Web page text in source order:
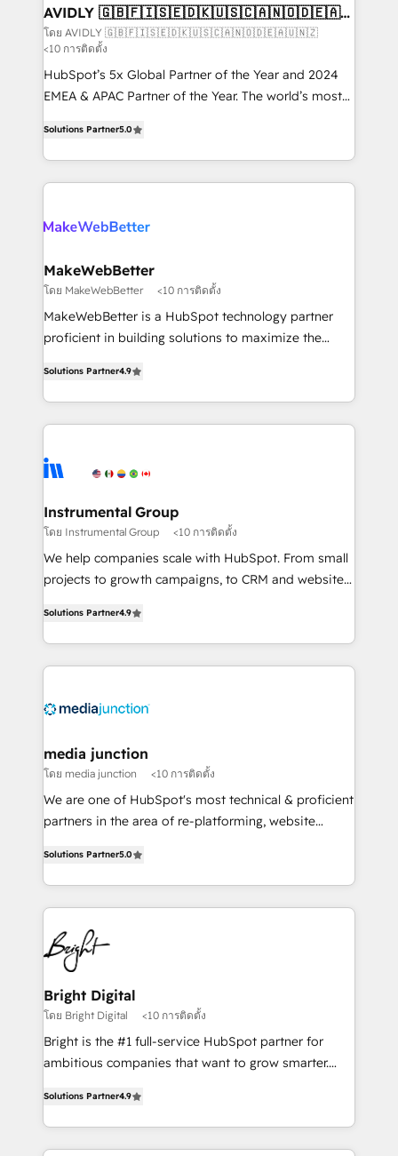
we help: ✔️ Full HubSpot implementations and portal
optimization ✔️ Data migrations, CRM architecture,
and reporting foundations ✔️ Custom integrations
and workflow automation ✔️ User adoption
programs, training, and enablement Through project-
partnerships, we guide organizations through the
revenue maturity model - delivering the right
improvements at the right time so operations
grows.
AVIDLY 🇬🇧🇫🇮🇸🇪🇩🇰🇺🇸🇨🇦🇳🇴🇩🇪🇦🇺
🇳🇿
โดย AVIDLY 🇬🇧🇫🇮🇸🇪🇩🇰🇺🇸🇨🇦🇳🇴🇩🇪🇦🇺🇳🇿
<10 การติดตั้ง
HubSpot’s 5x Global Partner of the Year and 2024
EMEA & APAC Partner of the Year. The world’s most
and 370+ specialists across EMEA, APAC and NAM,
we de-risk complex CRM programmes and
multi-region migrations to AI-powered automation,
scale. 🏆 HubSpot’s CEO called us “the partner of the
future.” Others agree it is proof of trust built through
measurable impact.
Solutions Partner5.0
MakeWebBetter
โดย MakeWebBetter <10 การติดตั้ง
MakeWebBetter is a HubSpot technology partner
proficient in building solutions to maximize the
growing tech-enabler & facilitator, MakeWebBetter,
hands you the blend of HubSpot expertise &
eminent solutions & integrations. Trust us to
Elite Partners with 10+ years of HubSpot experience
Premier Partner 2023 🌟5 HubSpot Accreditations 🌟
Won HubSpot Theme Challenge 2021 🌟INBOUND’19
HubSpot Rising Star Why us? Harnessing the full
potential of the powerful HubSpot CRM. ✔️A team of
HubSpot experience ✔️Flexible pricing models —
Hourly-fee (assigned one Dedicated HubSpot
requirement). ✔️Helped over 25,000+ customers so
Solutions Partner4.9
Instrumental Group
โดย Instrumental Group <10 การติดตั้ง
We help companies scale with HubSpot. From small
projects to growth campaigns, to CRM and websites.
HubSpot and willing to work hand-in-hand with your
team to simplify the complex and build a better
experience for your team and customers.
Solutions Partner4.9
media junction
โดย media junction <10 การติดตั้ง
We are one of HubSpot's most technical & proficient
partners in the area of re-platforming, website
implementations for mid-market & enterprise
companies. We are woman-owned, powered by
coffee, and we ❤️ dogs. We produce award-winning
work for our clients. 🏆2023 Technical Expertise
Impact Award 🏆2022 Technical Expertise Impact
Award 🏆2022 Platform Migration Excellence Impact
Award 🏆2020 Elite Solutions Partner 🏆2019
Integrations HubSpot Impact Award 🏆2019
Marketing Enablement HubSpot Impact Award 🏆
2018 Website Design HubSpot Impact Award 🏆2017
Growth-Driven Design Agency of the Year 🏆2016
Sales Enablement HubSpot Impact Award 🏆2015
Solutions Partner5.0
Bright Digital
โดย Bright Digital <10 การติดตั้ง
Bright is the #1 full-service HubSpot partner for
ambitious companies that want to grow smarter.
developing a new website to lead generation and
digital marketing; we do it all (and with great
results)! In short, our services include: - HubSpot
Solutions Partner4.9